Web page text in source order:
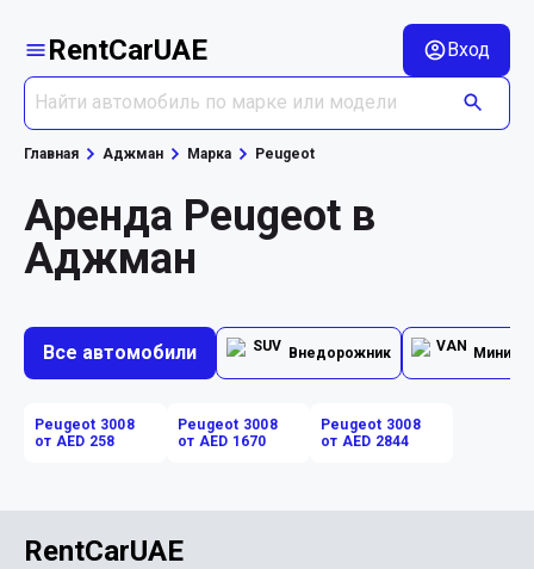
RentCarUAE Вход
Главная Аджман Марка Peugeot
Аренда Peugeot в
Аджман
Все автомобили Внедорожник
Peugeot 3008
от AED 258
Peugeot 3008
от AED 1670
Peugeot 3008
от AED 2844
RentCarUAE